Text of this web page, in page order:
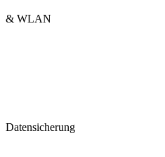
& WLAN
Datensicherung